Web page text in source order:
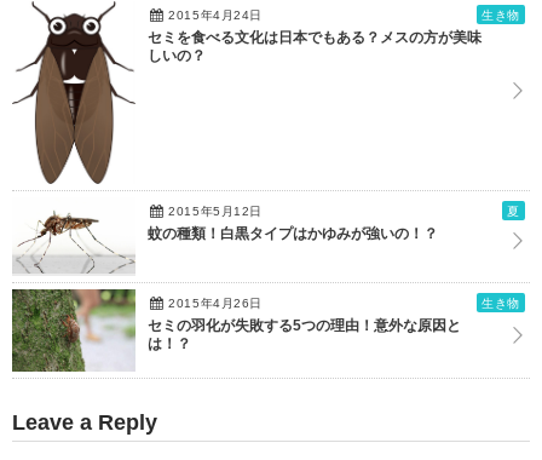
2015年4月24日 生き物
セミを食べる文化は日本でもある？メスの方が美味
しいの？
2015年5月12日 夏
蚊の種類！白黒タイプはかゆみが強いの！？
2015年4月26日 生き物
セミの羽化が失敗する5つの理由！意外な原因と
は！？
Leave a Reply